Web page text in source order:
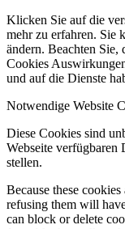
Klicken Sie auf die
mehr zu erfahren. Sie
ändern. Beachten Sie,
Cookies
und auf die Dienste
Notwendige Website
Diese Cookies sind
Webseite verfügbaren
stellen.
Because these
refusing them will
can block or delete